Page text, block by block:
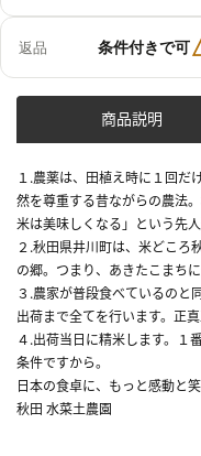
返品 条件付きで可
商品説明
１.農薬は、田植え時に１回だ
然を尊重する昔ながらの農法
米は美味しくなる」という先
２.秋田県井川町は、米どころ
の郷。つまり、あきたこまち
３.農家が普段食べているのと
出荷まで全てを行います。正
４.出荷当日に精米します。１
条件ですから。
日本の食卓に、もっと感動と笑
秋田 水菜土農園